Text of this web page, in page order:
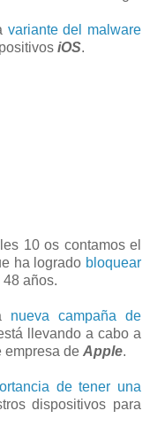
variante del malware
iOS.
10 os contamos el
ha logrado bloquear
años.
nueva campaña de
llevando a cabo a
empresa de Apple.
de tener una
dispositivos para